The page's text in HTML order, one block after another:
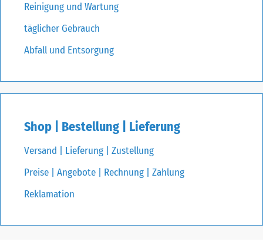
Reinigung und Wartung
täglicher Gebrauch
Abfall und Entsorgung
Shop | Bestellung | Lieferung
Versand | Lieferung | Zustellung
Preise | Angebote | Rechnung | Zahlung
Reklamation